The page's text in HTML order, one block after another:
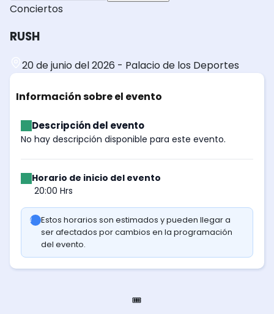
Conciertos
RUSH
20 de junio del 2026 - Palacio de los Deportes
Información sobre el evento
Descripción del evento
No hay descripción disponible para este evento.
Horario de inicio del evento
20:00 Hrs
Estos horarios son estimados y pueden llegar a
ser afectados por cambios en la programación
del evento.
🎟️